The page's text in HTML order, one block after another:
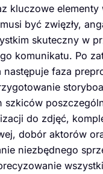
kluczowe elementy
być zwięzły,
skuteczny w
komunikatu. Po
następuje faza
szkiców
do zdjęć,
dobór aktorów
niezbędnego